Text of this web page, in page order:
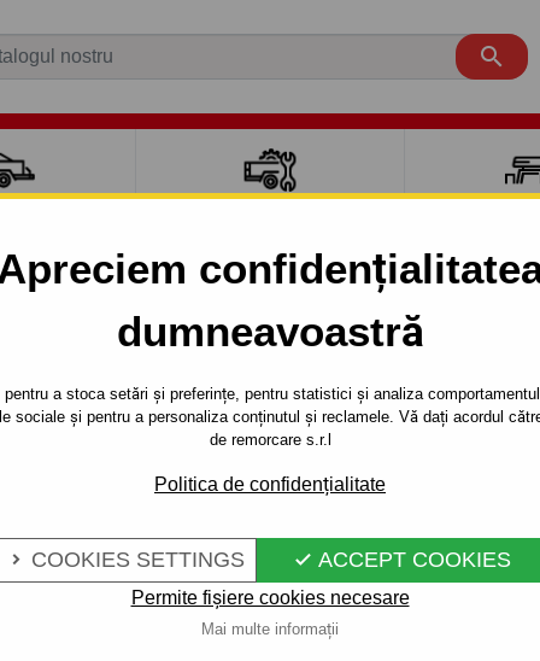
dumneavoastră
a stoca setări și preferințe, pentru statistici și analiza
sociale și pentru a personaliza conținutul și reclamele. Vă dați acordul
de remorcare s.r.l
Politica de confidențialitate
 COOKIES SETTINGS  ACCEPT COOKIES
Permite fișiere cookies necesare
Mai multe informații

Van L4, L5
L4, L5 - sistem semidemontabil -cu şuruburi - din 2006/07
L5 - SISTEM
Referinta:
Cârlig de remorcare
Descrierea completă a